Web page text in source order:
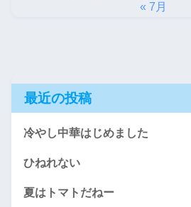
« 7月
最近の投稿
冷やし中華はじめました
ひねれない
夏はトマトだねー